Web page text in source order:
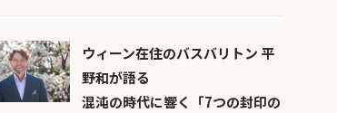
ウィーン在住のバスバリトン 平
野和が語る
混沌の時代に響く「7つの封印の